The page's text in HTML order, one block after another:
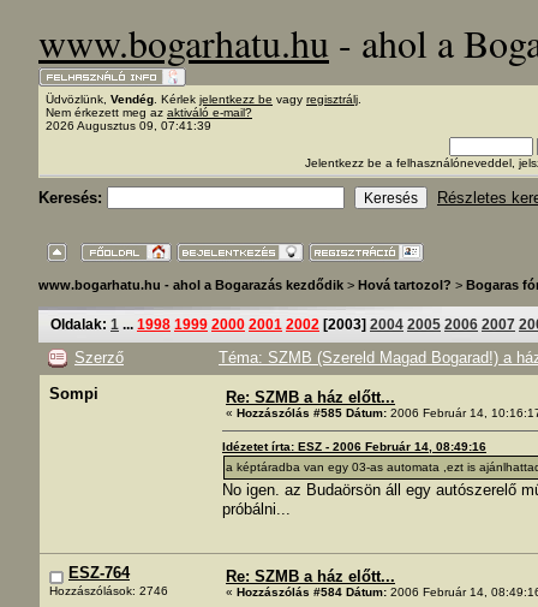
www.bogarhatu.hu - ahol a
Üdvözlünk, Vendég . Kérlek jelentkezz be vagy regisztrálj
Nem érkezett meg az aktiváló e-mail?
2026 Augusztus 09, 07:41:39
Jelentkezz be a felhasználóneveddel,
Keresés: Részletes
www.bogarhatu.hu - ahol a Bogarazás kezdődik > Hová tartozol? > Bogaras
Oldalak: 1 ... 1998 1999 2000 2001 2002 [2003] 2004 2005 2006 2007
Szerző
Téma: SZMB (Szereld Magad Bogarad!) a
Sompi
Re: SZMB a ház előtt...
« Hozzászólás #585 Dátum: 2006 Február 14,
Idézetet írta: ESZ - 2006 Február 14, 08:49:16
a képtáradba van egy 03-as automata ,ezt is
No igen. az Budaörsön áll egy autószerelő
próbálni...
ESZ-764
Hozzászólások: 2746
Re: SZMB a ház előtt...
« Hozzászólás #584 Dátum: 2006 Február 14,